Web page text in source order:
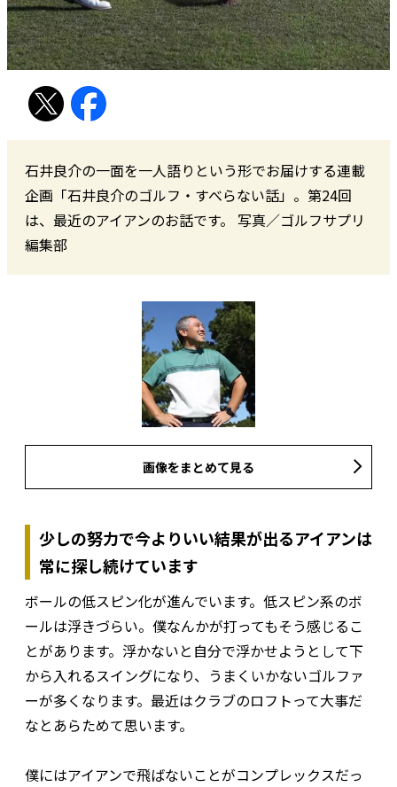
石井良介の一面を一人語りという形でお届けする連載
企画「石井良介のゴルフ・すべらない話」。第24回
は、最近のアイアンのお話です。 写真／ゴルフサプリ
編集部
画像をまとめて見る
少しの努力で今よりいい結果が出るアイアンは
常に探し続けています
ボールの低スピン化が進んでいます。低スピン系のボ
ールは浮きづらい。僕なんかが打ってもそう感じるこ
とがあります。浮かないと自分で浮かせようとして下
から入れるスイングになり、うまくいかないゴルファ
ーが多くなります。最近はクラブのロフトって大事だ
なとあらためて思います。
僕にはアイアンで飛ばないことがコンプレックスだっ